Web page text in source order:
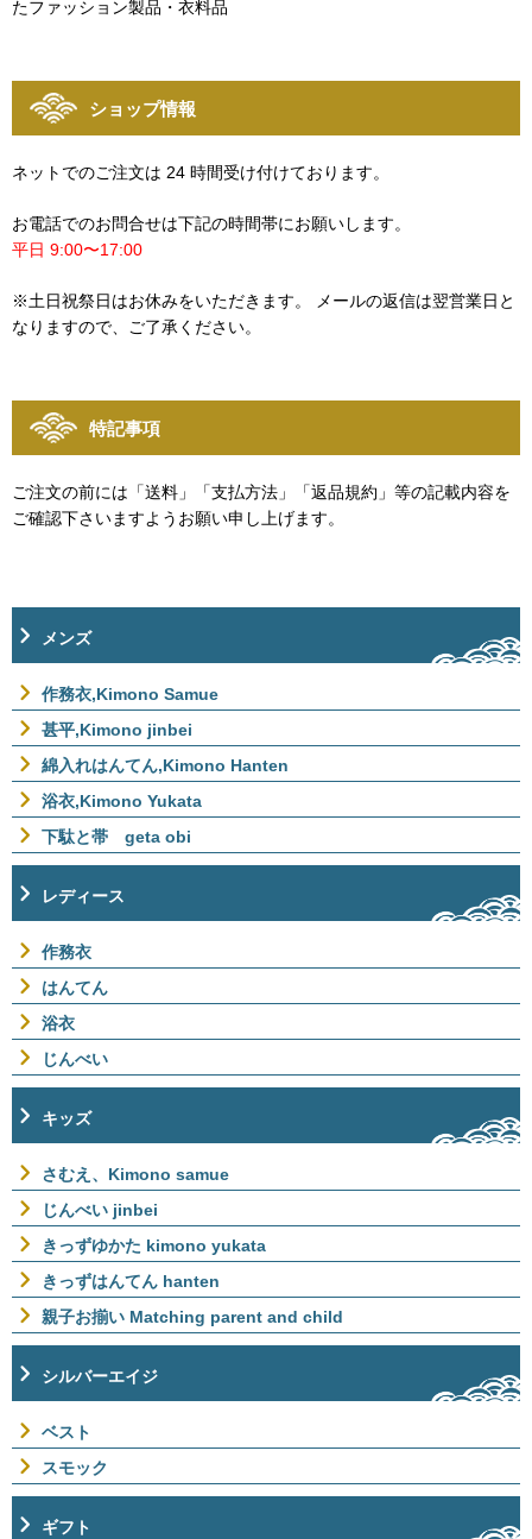
たファッション製品・衣料品
ショップ情報
ネットでのご注文は 24 時間受け付けております。
お電話でのお問合せは下記の時間帯にお願いします。
平日 9:00〜17:00
※土日祝祭日はお休みをいただきます。 メールの返信は翌営業日と
なりますので、ご了承ください。
特記事項
ご注文の前には「送料」「支払方法」「返品規約」等の記載内容を
ご確認下さいますようお願い申し上げます。
メンズ
作務衣,Kimono Samue
甚平,Kimono jinbei
綿入れはんてん,Kimono Hanten
浴衣,Kimono Yukata
下駄と帯 geta obi
レディース
作務衣
はんてん
浴衣
じんべい
キッズ
さむえ、Kimono samue
じんべい jinbei
きっずゆかた kimono yukata
きっずはんてん hanten
親子お揃い Matching parent and child
シルバーエイジ
ベスト
スモック
ギフト